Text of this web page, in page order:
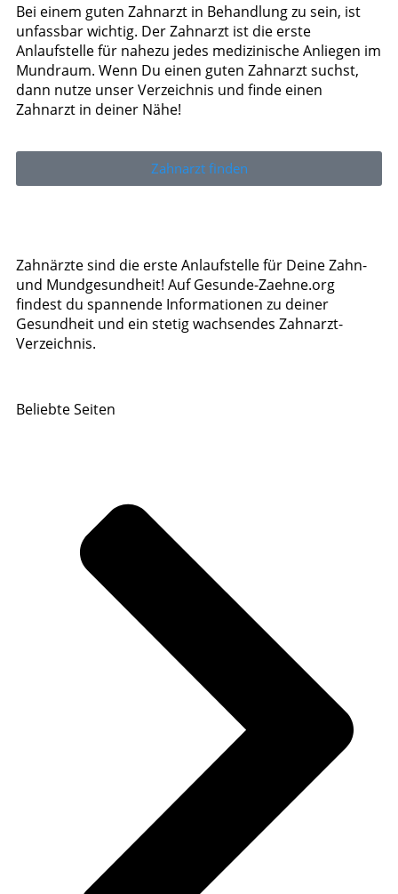
Bei einem guten Zahnarzt in Behandlung zu sein, ist
unfassbar wichtig. Der Zahnarzt ist die erste
Anlaufstelle für nahezu jedes medizinische Anliegen im
Mundraum. Wenn Du einen guten Zahnarzt suchst,
dann nutze unser Verzeichnis und finde einen
Zahnarzt in deiner Nähe!
Zahnarzt finden
Zahnärzte sind die erste Anlaufstelle für Deine Zahn-
und Mundgesundheit! Auf Gesunde-Zaehne.org
findest du spannende Informationen zu deiner
Gesundheit und ein stetig wachsendes Zahnarzt-
Verzeichnis.
Beliebte Seiten